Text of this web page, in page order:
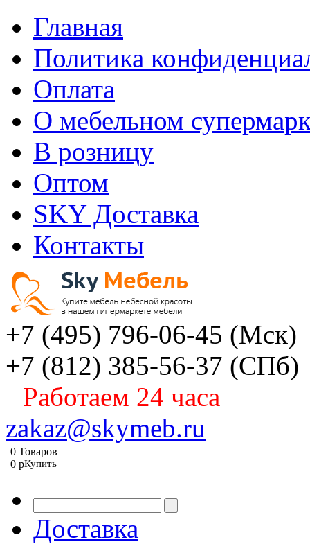
Главная
Политика
Оплата
О мебельном
В розницу
Оптом
SKY Доставка
Контакты
+7 (495) 796-06-45 (Мск)
+7 (812) 385-56-37 (СПб)
Работаем 24 часа
zakaz@skymeb.ru
0 Товаров
0 pКупить
Доставка